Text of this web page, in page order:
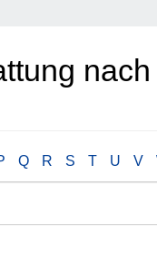
Q R S T U V